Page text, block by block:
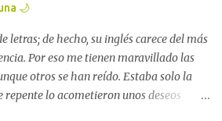
🌙
letras; de hecho, su inglés carece del más
Por eso me tienen maravillado las
otros se han reído. Estaba solo la
repente lo acometieron unos deseos